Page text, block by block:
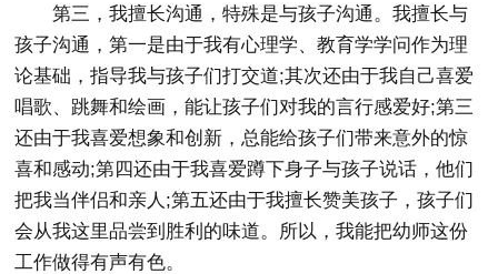
第三，我擅长沟通，特殊是与孩子沟通。我擅长与
孩子沟通，第一是由于我有心理学、教育学学问作为理
论基础，指导我与孩子们打交道;其次还由于我自己喜爱
唱歌、跳舞和绘画，能让孩子们对我的言行感爱好;第三
还由于我喜爱想象和创新，总能给孩子们带来意外的惊
喜和感动;第四还由于我喜爱蹲下身子与孩子说话，他们
把我当伴侣和亲人;第五还由于我擅长赞美孩子，孩子们
会从我这里品尝到胜利的味道。所以，我能把幼师这份
工作做得有声有色。